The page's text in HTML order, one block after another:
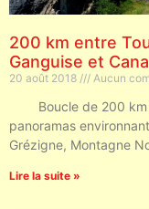
200 km entre
Ganguise et
20 août 2018 Aucun
Boucle de 200 km
panoramas
Grézigne, Montagne
Lire la suite »